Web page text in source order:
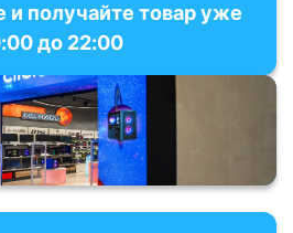
и получайте товар уже
до 22:00